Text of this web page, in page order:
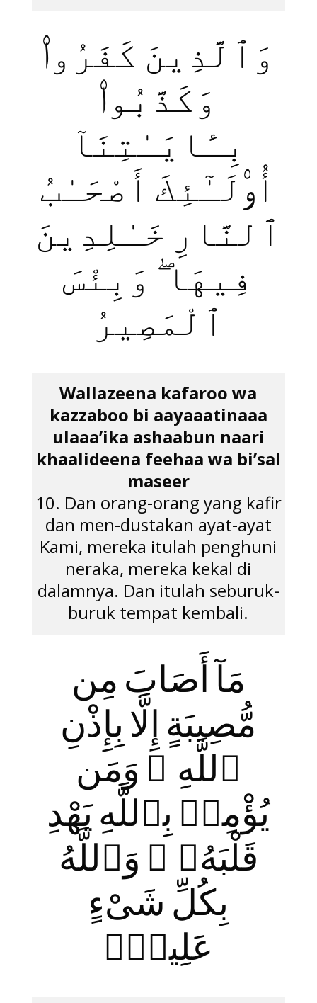
وَٱلَّذِينَ كَفَرُوا۟
وَكَذَّبُوا۟
بِـَٔايَـٰتِنَآ
أُو۟لَـٰٓئِكَ أَصْحَـٰبُ
ٱلنَّارِ خَـٰلِدِينَ
فِيهَا ۖ وَبِئْسَ
ٱلْمَصِيرُ
Wallazeena kafaroo wa
kazzaboo bi aayaaatinaaa
ulaaa’ika ashaabun naari
khaalideena feehaa wa bi’sal
maseer
10. Dan orang-orang yang kafir
dan men-dustakan ayat-ayat
Kami, mereka itulah penghuni
neraka, mereka kekal di
dalamnya. Dan itulah seburuk-
buruk tempat kembali.
مَآ أَصَابَ مِن
مُّصِيبَةٍ إِلَّا بِإِذْنِ
ٱللَّهِ ۗ وَمَن
يُؤْمِنۢ بِٱللَّهِ يَهْدِ
قَلْبَهُۥ ۚ وَٱللَّهُ
بِكُلِّ شَىْءٍ
عَلِيمٌۭ